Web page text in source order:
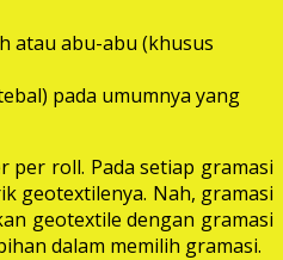
atau abu-abu (khusus
pada umumnya yang
per roll. Pada setiap gramasi
geotextilenya. Nah, gramasi
geotextile dengan gramasi
dalam memilih gramasi.